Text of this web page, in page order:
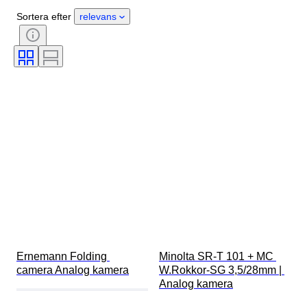
Teknik
Bindning
Utgåva nr.
Objektivmontering
Era
Sortera efter relevans
Ernemann Folding
camera Analog kamera
Minolta SR-T 101 + MC
W.Rokkor-SG 3,5/28mm |
Analog kamera